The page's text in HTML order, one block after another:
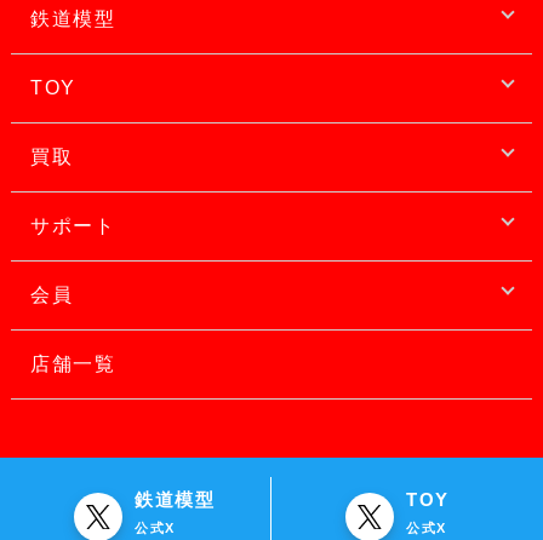
鉄道模型
TOY
買取
サポート
会員
店舗一覧
鉄道模型
公式X
TOY
公式X